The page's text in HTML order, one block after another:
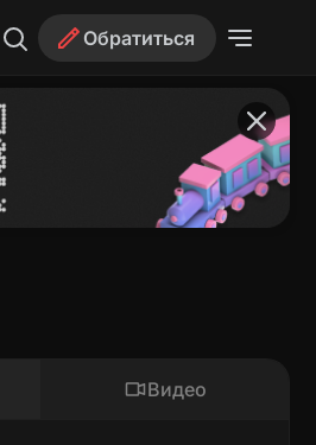
Обратиться
Видео